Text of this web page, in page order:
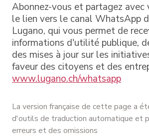
Abonnez-vous et partagez avec
le lien vers le canal WhatsApp
Lugano, qui vous permet de
informations d'utilité publique,
des mises à jour sur les
faveur des citoyens et des
www.lugano.ch/whatsapp
La version française de cette page a
d'outils de traduction automatique et
erreurs et des omissions